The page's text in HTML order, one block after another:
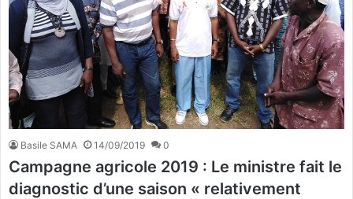
Basile SAMA 14/09/2019 0
Campagne agricole 2019 : Le ministre fait le
diagnostic d’une saison « relativement